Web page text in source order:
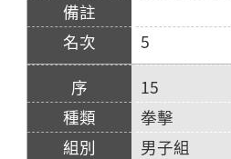
5
15
拳擊
男子組